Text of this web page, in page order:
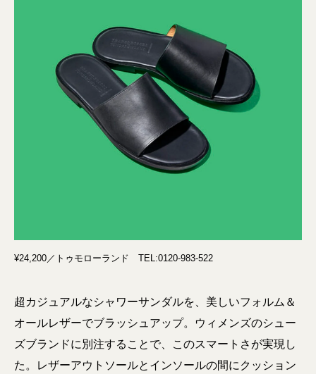
¥24,200／トゥモローランド TEL:0120-983-522
超カジュアルなシャワーサンダルを、美しいフォルム＆
オールレザーでブラッシュアップ。ウィメンズのシュー
ズブランドに別注することで、このスマートさが実現し
た。レザーアウトソールとインソールの間にクッション